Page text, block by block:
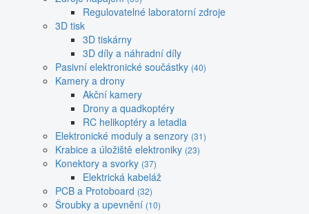
Regulovatelné laboratorní zdroje
3D tisk
3D tiskárny
3D díly a náhradní díly
Pasivní elektronické součástky (40)
Kamery a drony
Akční kamery
Drony a quadkoptéry
RC helikoptéry a letadla
Elektronické moduly a senzory (31)
Krabice a úložiště elektroniky (23)
Konektory a svorky (37)
Elektrická kabeláž
PCB a Protoboard (32)
Šroubky a upevnění (10)